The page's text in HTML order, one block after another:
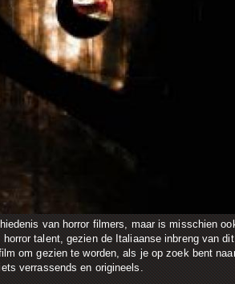
van horror filmers, maar is misschien
talent, gezien de Italiaanse inbreng van dit
om gezien te worden, als je op zoek bent
verrassends en origineels.